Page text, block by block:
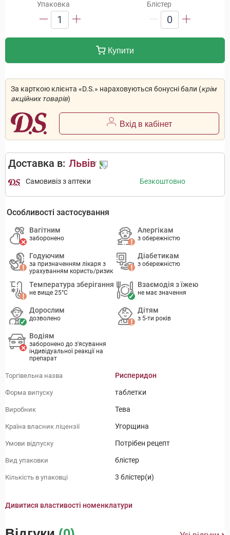
Упаковка
1
Блістер
0
Купити
За карткою клієнта «D.S.» нараховуються бонусні бали (крім
акційних товарів)
Вхід в кабінет
Доставка в: Львів
Самовивіз з аптеки Безкоштовно
Особливості застосування
Вагітним
заборонено
Алергікам
з обережністю
Годуючим
за призначенням лікаря з
урахуванням користь/ризик
Діабетикам
з обережністю
Температура зберігання
не вище 25°C
Взаємодія з їжею
не має значення
Дорослим
дозволено
Дітям
з 5-ти років
Водіям
заборонено до з'ясування
індивідуальної реакції на
препарат
Торгівельна назва Рисперидон
Форма випуску таблетки
Виробник Тева
Країна власник ліцензії Угорщина
Умови відпуску Потрібен рецепт
Вид упаковки блістер
Кількість в упаковці 3 блістер(и)
Дивитися властивості номенклатури